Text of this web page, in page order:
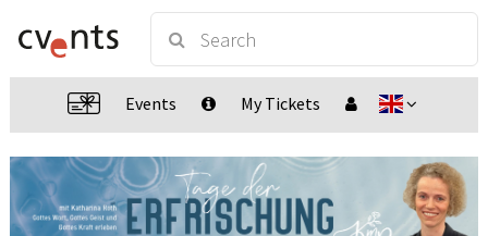
Events My Tickets